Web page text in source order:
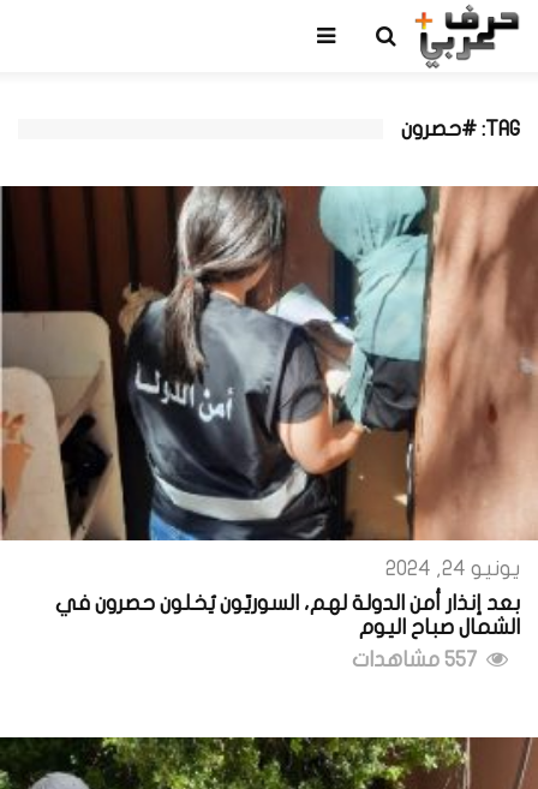
TAG: #حصرون
يونيو 24, 2024
بعد إنذار أمن الدولة لهم، السوريّون يُخلون حصرون في
الشمال صباح اليوم